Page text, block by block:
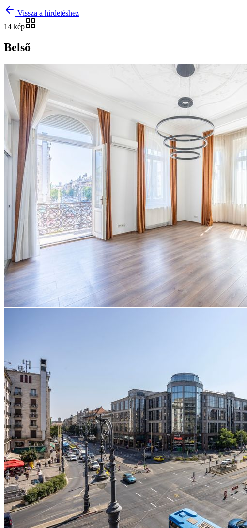
Vissza a hirdetéshez
14 kép
Belső